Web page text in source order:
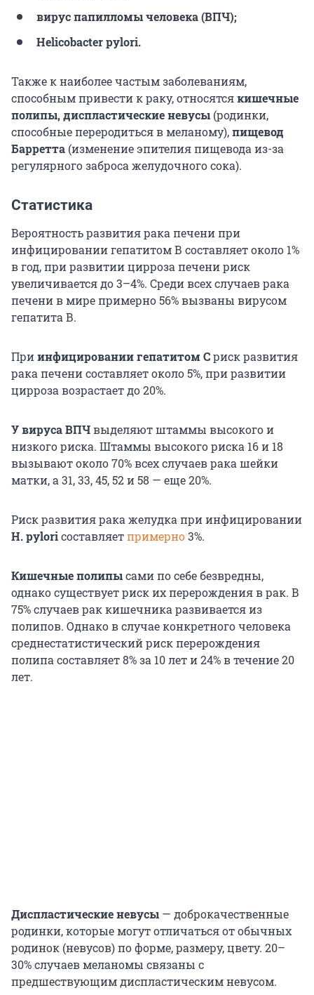
вирус папилломы человека (ВПЧ);
Helicobacter pylori.
Также к наиболее частым заболеваниям,
способным привести к раку, относятсякишечные
полипы, диспластические невусы (родинки,
способные переродиться в меланому),пищевод
Барретта (изменение эпителия пищевода из-за
регулярного заброса желудочного сока).
Статистика
Вероятность развития рака печени при
инфицировании гепатитом В составляет около 1%
в год, при развитии цирроза печени риск
увеличивается до 3–4%. Среди всех случаев рака
печени в мире примерно 56% вызваны вирусом
гепатита В.
Приинфицировании гепатитом Сриск развития
рака печени составляет около 5%, при развитии
цирроза возрастает до 20%.
У вируса ВПЧвыделяют штаммы высокого и
низкого риска. Штаммы высокого риска 16 и 18
вызывают около 70% всех случаев рака шейки
матки, а 31, 33, 45, 52 и 58 — еще 20%.
Риск развития рака желудка при инфицировании
H. pyloriсоставляетпримерно3%.
Кишечные полипысами по себе безвредны,
однако существует риск их перерождения в рак. В
75% случаев рак кишечника развивается из
полипов. Однако в случае конкретного человека
среднестатистический риск перерождения
полипа составляет 8% за 10 лет и 24% в течение 20
лет.
Диспластические невусы — доброкачественные
родинки, которые могут отличаться от обычных
родинок (невусов) по форме, размеру, цвету. 20–
30% случаев меланомы связаны с
предшествующим диспластическим невусом.